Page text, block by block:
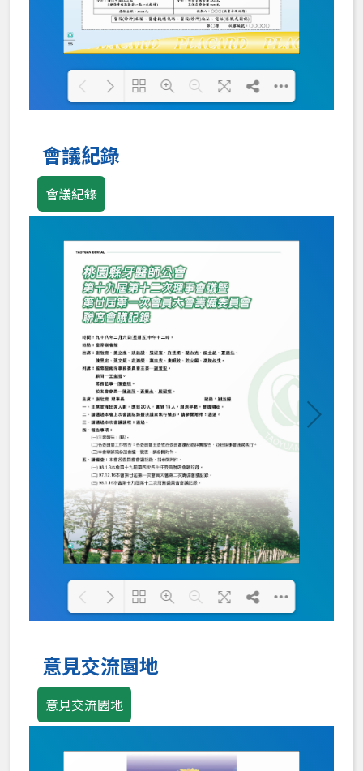
會議紀錄
會議紀錄
意見交流園地
意見交流園地